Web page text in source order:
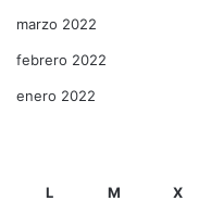
marzo 2022
febrero 2022
enero 2022
L M X